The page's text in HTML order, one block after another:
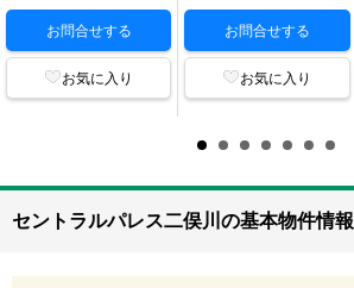
お問合せする
お気に入り
お問合せする
お気に入り
セントラルパレス二俣川の基本物件情報